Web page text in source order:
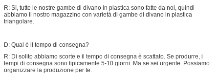
R: Sì, tutte le nostre gambe di divano in plastica sono fatte da noi, quindi
abbiamo il nostro magazzino con varietà di gambe di divano in plastica
triangolare.
D: Qual è il tempo di consegna?
R: Di solito abbiamo scorte e il tempo di consegna è scattato. Se produrre, i
tempi di consegna sono tipicamente 5-10 giorni. Ma se sei urgente. Possiamo
organizzare la produzione per te.